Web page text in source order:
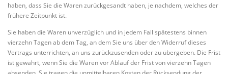
haben, dass Sie die Waren zurückgesandt haben, je nachdem, welches der
frühere Zeitpunkt ist.
Sie haben die Waren unverzüglich und in jedem Fall spätestens binnen
vierzehn Tagen ab dem Tag, an dem Sie uns über den Widerruf dieses
Vertrags unterrichten, an uns zurückzusenden oder zu übergeben. Die Frist
ist gewahrt, wenn Sie die Waren vor Ablauf der Frist von vierzehn Tagen